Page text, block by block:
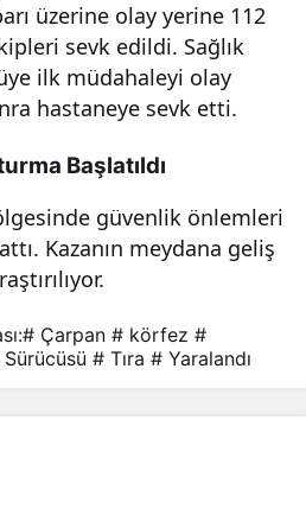
üzerine olay yerine 112
sevk edildi. Sağlık
ilk müdahaleyi olay
hastaneye sevk etti.
Başlatıldı
güvenlik önlemleri
Kazanın meydana geliş
# Çarpan # körfez #
# Tıra # Yaralandı